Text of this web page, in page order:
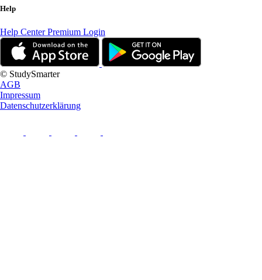
Help
Help CenterPremium Login
© StudySmarter
AGB
Impressum
Datenschutzerklärung